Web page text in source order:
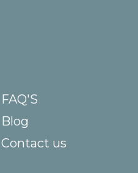
FAQ'S
Blog
Contact us